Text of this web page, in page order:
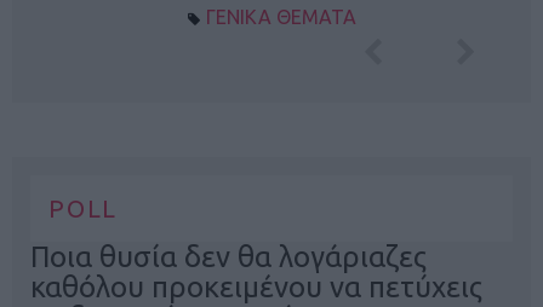
ΓΕΝΙΚΑ ΘΕΜΑΤΑ
POLL
Ποια θυσία δεν θα λογάριαζες
καθόλου προκειμένου να πετύχεις